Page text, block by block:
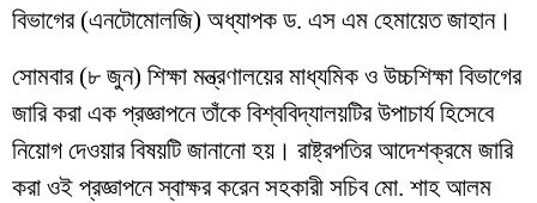
বিভাগের (এনটোমোলজি) অধ্যাপক ড. এস এম হেমায়েত জাহান।
সোমবার (৮ জুন) শিক্ষা মন্ত্রণালয়ের মাধ্যমিক ও উচ্চশিক্ষা বিভাগের
জারি করা এক প্রজ্ঞাপনে তাঁকে বিশ্ববিদ্যালয়টির উপাচার্য হিসেবে
নিয়োগ দেওয়ার বিষয়টি জানানো হয়। রাষ্ট্রপতির আদেশক্রমে জারি
করা ওই প্রজ্ঞাপনে স্বাক্ষর করেন সহকারী সচিব মো. শাহ আলম